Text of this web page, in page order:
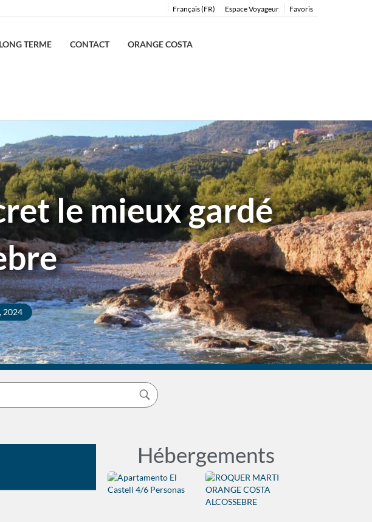
Favoris
Espace Voyageur
Français (FR)
TERME CONTACT ORANGE COSTA
le mieux gardé
2024
Hébergements